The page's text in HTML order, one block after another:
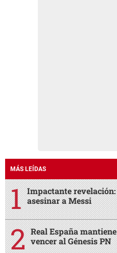
MÁS LEÍDAS
Impactante
asesinar a Messi
Real España
vencer al Génesis PN